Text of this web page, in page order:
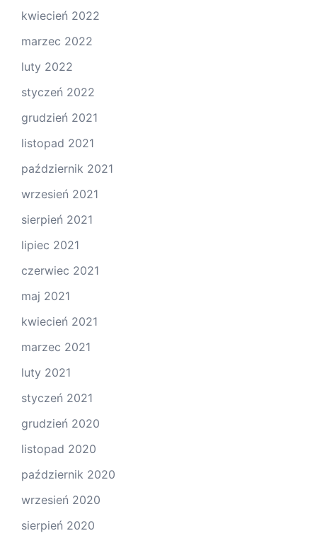
kwiecień 2022
marzec 2022
luty 2022
styczeń 2022
grudzień 2021
listopad 2021
październik 2021
wrzesień 2021
sierpień 2021
lipiec 2021
czerwiec 2021
maj 2021
kwiecień 2021
marzec 2021
luty 2021
styczeń 2021
grudzień 2020
listopad 2020
październik 2020
wrzesień 2020
sierpień 2020